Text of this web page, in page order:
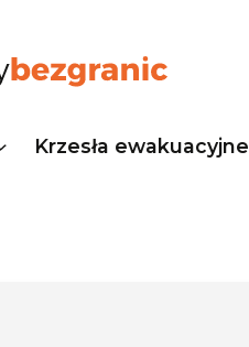
Krzesła ewakuacyjne